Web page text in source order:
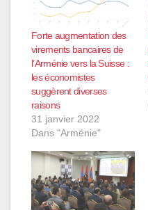
Forte augmentation des
virements bancaires de
l’Arménie vers la Suisse :
les économistes
suggèrent diverses
raisons
31 janvier 2022
Dans "Arménie"